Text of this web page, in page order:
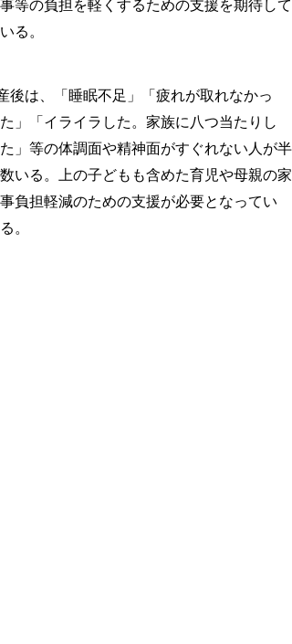
事等の負担を軽くするための支援を期待して
いる。
後は、「睡眠不足」「疲れが取れなかっ
た」「イライラした。家族に八つ当たりし
た」等の体調面や精神面がすぐれない人が半
数いる。上の子どもも含めた育児や母親の家
事負担軽減のための支援が必要となってい
る。